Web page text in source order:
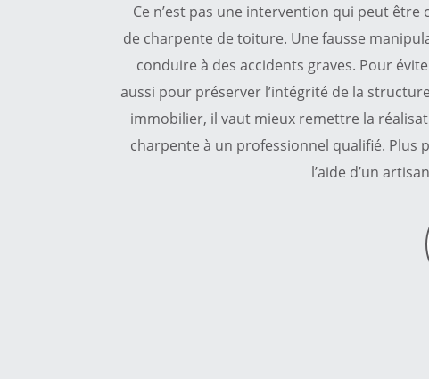
Ce n’est pas une intervention qui peut être
de charpente de toiture. Une fausse
conduire à des accidents graves. Pour
aussi pour préserver l’intégrité de la
immobilier, il vaut mieux remettre la
charpente à un professionnel qualifié. Plus
l’aide d’un